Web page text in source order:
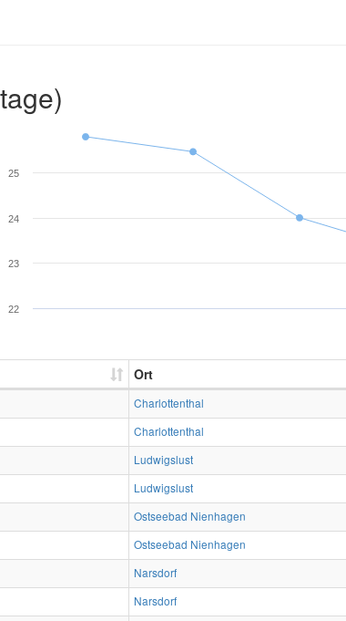
22
23
24
25
Ort
Charlottenthal
Charlottenthal
Ludwigslust
Ludwigslust
Ostseebad Nienhagen
Ostseebad Nienhagen
Narsdorf
Narsdorf